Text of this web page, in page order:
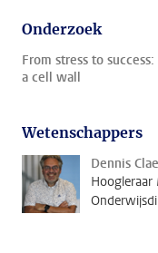
Onderzoek
From stress to
a cell wall
Wetenschappers
Dennis